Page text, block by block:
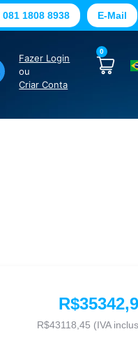
081 1808 8938 E-Mail
Fazer Login
ou
Criar Conta
0
R$
R$43118,45 (IVA